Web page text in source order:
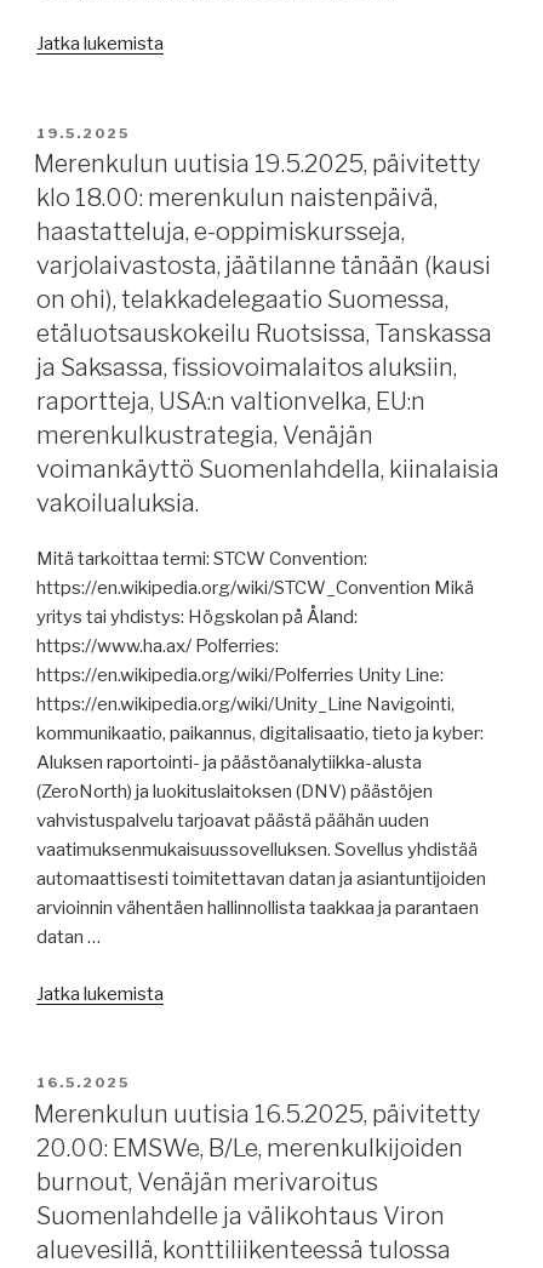
pakotteita
EU:sta
ja
UK:sta,
korjaustelakoiden
yhteenliittymä,
Alangista.”
Jatka lukemista
aluksiin,
osaamispula
merellä,
risteilytoiminnasta,
Helsingin
Satama,
Konecranes,
Aker
Arctic
Bluetech,
Deltamarin,
raportteja,
antoi
pakotepakettinsa,
Green
Admire,
Huthit
jatkavat
Israelin
tulitusta.”
JULKAISTU
19.5.2025
Merenkulun uutisia 19.5.2025, päivitetty
klo 18.00: merenkulun naistenpäivä,
haastatteluja, e-oppimiskursseja,
varjolaivastosta, jäätilanne tänään (kausi
on ohi), telakkadelegaatio Suomessa,
etäluotsauskokeilu Ruotsissa, Tanskassa
ja Saksassa, fissiovoimalaitos aluksiin,
raportteja, USA:n valtionvelka, EU:n
merenkulkustrategia, Venäjän
voimankäyttö Suomenlahdella, kiinalaisia
vakoilualuksia.
Mitä tarkoittaa termi: STCW Convention:
https://en.wikipedia.org/wiki/STCW_Convention Mikä
yritys tai yhdistys: Högskolan på Åland:
https://www.ha.ax/ Polferries:
https://en.wikipedia.org/wiki/Polferries Unity Line:
https://en.wikipedia.org/wiki/Unity_Line Navigointi,
kommunikaatio, paikannus, digitalisaatio, tieto ja kyber:
Aluksen raportointi- ja päästöanalytiikka-alusta
(ZeroNorth) ja luokituslaitoksen (DNV) päästöjen
vahvistuspalvelu tarjoavat päästä päähän uuden
vaatimuksenmukaisuussovelluksen. Sovellus yhdistää
automaattisesti toimitettavan datan ja asiantuntijoiden
arvioinnin vähentäen hallinnollista taakkaa ja parantaen
datan …
Jatka lukemista
klo
18.00:
merenkulun
naistenpäivä,
haastatteluja,
e-
JULKAISTU
16.5.2025
Merenkulun uutisia 16.5.2025, päivitetty
20.00: EMSWe, B/Le, merenkulkijoiden
burnout, Venäjän merivaroitus
Suomenlahdelle ja välikohtaus Viron
aluevesillä, konttiliikenteessä tulossa